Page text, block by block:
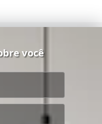
você